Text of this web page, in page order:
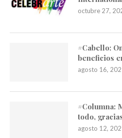
octubre 27,
#Cabello:
beneficios
agosto 16,
#Columna:
todo,
agosto 12,